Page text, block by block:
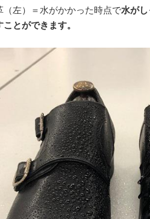
左）＝水がかかった時点で水が
とができます。